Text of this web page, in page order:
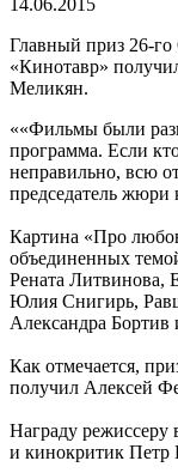
Главный приз 26-го
«Кинотавр»
Меликян.
««Фильмы были
программа. Если
неправильно, всю
председатель жюри
Картина «Про
объединенных
Рената
Юлия Снигирь,
Александра Бортив
Как отмечается,
получил Алексей
Награду режиссеру
и кинокритик